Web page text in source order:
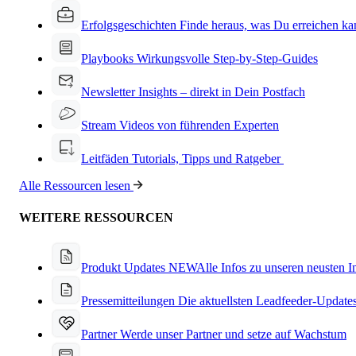
Erfolgsgeschichten Finde heraus, was Du erreichen
Playbooks Wirkungsvolle Step-by-Step-Guides
NewsletterInsights – direkt in Dein Postfach
Stream Videos von führenden Experten
Leitfäden Tutorials, Tipps und Ratgeber
Alle Ressourcen lesen
WEITERE RESSOURCEN
Produkt Updates NEWAlle Infos zu unseren neusten
Pressemitteilungen Die aktuellsten Leadfeeder-
PartnerWerde unser Partner und setze auf Wachstum